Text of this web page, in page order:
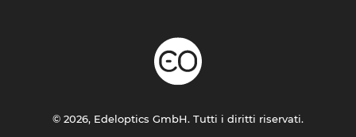
© 2026, Edeloptics GmbH. Tutti i diritti riservati.